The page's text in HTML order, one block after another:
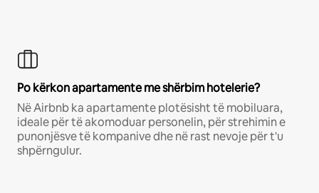
Po kërkon apartamente me shërbim hotelerie?
Në Airbnb ka apartamente plotësisht të mobiluara,
ideale për të akomoduar personelin, për strehimin e
punonjësve të kompanive dhe në rast nevoje për t'u
shpërngulur.